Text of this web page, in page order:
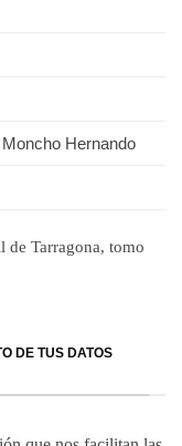
Hernando
de Tarragona, tomo
DE TUS DATOS